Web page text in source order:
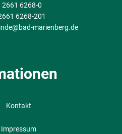
2661 6268-0
6268-201
marienberg.de
Kontakt
Impressum